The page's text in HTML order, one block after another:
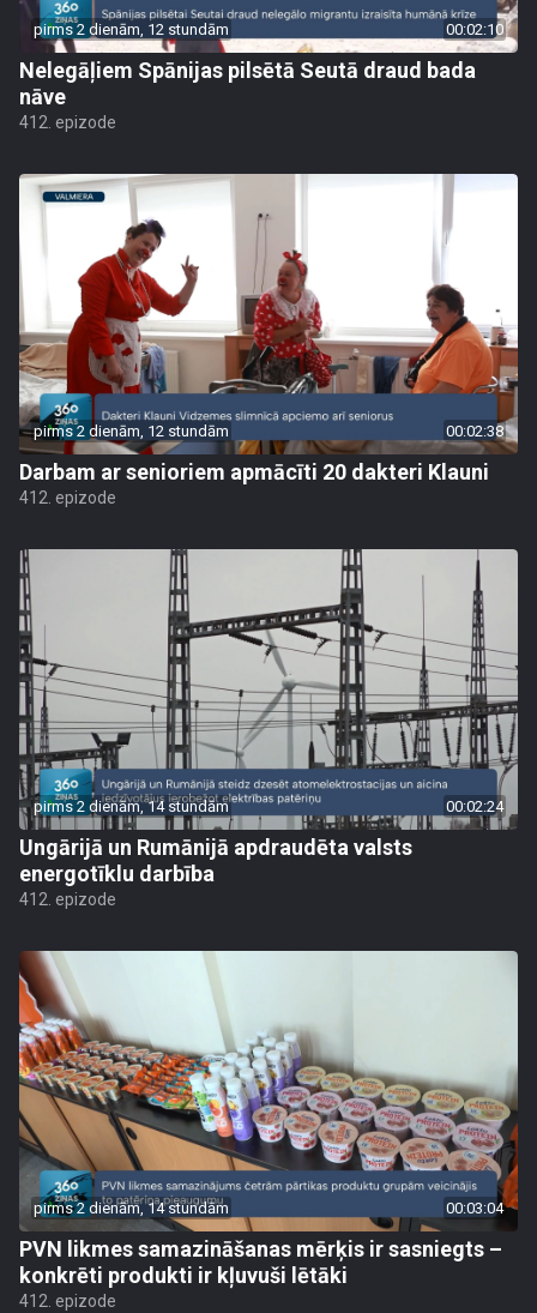
pirms 2 dienām, 12 stundām 00:02:10
Nelegāļiem Spānijas pilsētā Seutā draud bada
nāve
412. epizode
pirms 2 dienām, 12 stundām 00:02:38
Darbam ar senioriem apmācīti 20 dakteri Klauni
412. epizode
pirms 2 dienām, 14 stundām 00:02:24
Ungārijā un Rumānijā apdraudēta valsts
energotīklu darbība
412. epizode
pirms 2 dienām, 14 stundām 00:03:04
PVN likmes samazināšanas mērķis ir sasniegts –
konkrēti produkti ir kļuvuši lētāki
412. epizode